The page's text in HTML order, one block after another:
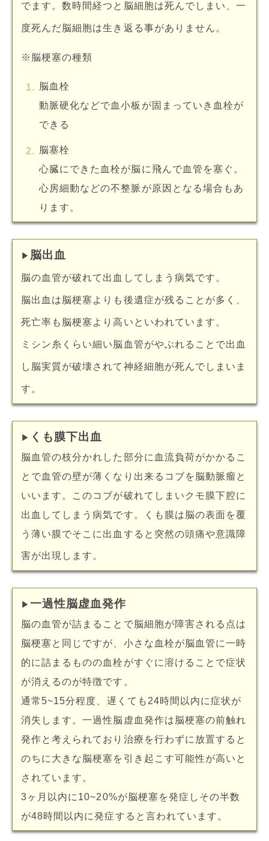
でます。数時間経つと脳細胞は死んでしまい、一
度死んだ脳細胞は生き返る事がありません。
※脳梗塞の種類
脳血栓
動脈硬化などで血小板が固まっていき血栓が
できる
脳塞栓
心臓にできた血栓が脳に飛んで血管を塞ぐ。
心房細動などの不整脈が原因となる場合もあ
ります。
▶︎ 脳出血
脳の血管が破れて出血してしまう病気です。
脳出血は脳梗塞よりも後遺症が残ることが多く、
死亡率も脳梗塞より高いといわれています。
ミシン糸くらい細い脳血管がやぶれることで出血
し脳実質が破壊されて神経細胞が死んでしまいま
す。
▶︎ くも膜下出血
脳血管の枝分かれした部分に血流負荷がかかるこ
とで血管の壁が薄くなり出来るコブを脳動脈瘤と
いいます。このコブが破れてしまいクモ膜下腔に
出血してしまう病気です。くも膜は脳の表面を覆
う薄い膜でそこに出血すると突然の頭痛や意識障
害が出現します。
▶︎ 一過性脳虚血発作
脳の血管が詰まることで脳細胞が障害される点は
脳梗塞と同じですが、小さな血栓が脳血管に一時
的に詰まるものの血栓がすぐに溶けることで症状
が消えるのが特徴です。
通常5~15分程度、遅くても24時間以内に症状が
消失します。一過性脳虚血発作は脳梗塞の前触れ
発作と考えられており治療を行わずに放置すると
のちに大きな脳梗塞を引き起こす可能性が高いと
されています。
3ヶ月以内に10~20%が脳梗塞を発症しその半数
が48時間以内に発症すると言われています。